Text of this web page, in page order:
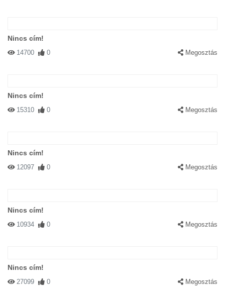
Nincs cím!
14700 0 Megosztás
Nincs cím!
15310 0 Megosztás
Nincs cím!
12097 0 Megosztás
Nincs cím!
10934 0 Megosztás
Nincs cím!
27099 0 Megosztás